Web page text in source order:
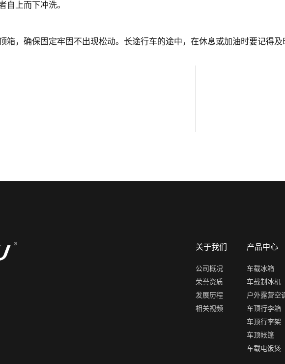
自上而下冲洗。
，确保固定牢固不出现松动。长途行车的途中，在休息或加油时要记得及
关于我们
公司概况
荣誉资质
发展历程
相关视频
产品中心
车载冰箱
车载制冰机
户外露营空
车顶行李箱
车顶行李架
车顶帐篷
车载电饭煲